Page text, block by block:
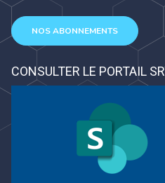
NOS ABONNEMENTS
CONSULTER LE PORTAIL